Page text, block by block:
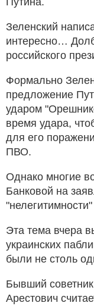
Зеленский
интересно…
российского
Формально
предложение
ударом
время удара,
для его
ПВО.
Однако многие
Банковой на
Эта тема вчера
украинских
были не столь
Бывший
Арестович